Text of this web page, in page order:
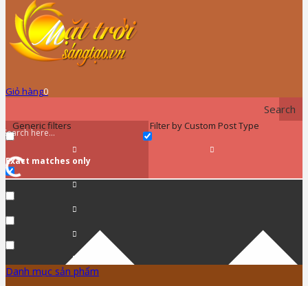
Giỏ hàng0
Search
Generic filters
Exact matches only
Filter by Custom Post Type
Danh mục sản phẩm